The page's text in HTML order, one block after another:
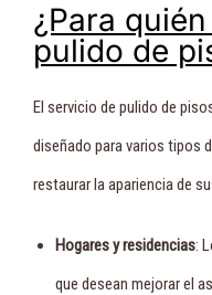
¿Para
pulido de
El servicio de pulido de
diseñado para varios tipos
restaurar la apariencia de
Hogares y residencias:
que desean mejorar el